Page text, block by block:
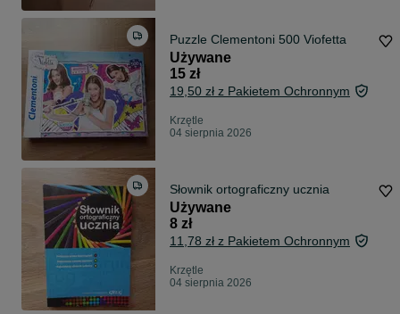
Puzzle Clementoni 500 Viofetta
Używane
15 zł
19,50 zł z Pakietem Ochronnym
Krzętle
04 sierpnia 2026
Słownik ortograficzny ucznia
Używane
8 zł
11,78 zł z Pakietem Ochronnym
Krzętle
04 sierpnia 2026